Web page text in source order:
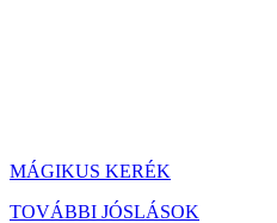
MÁGIKUS KERÉK
TOVÁBBI JÓSLÁSOK